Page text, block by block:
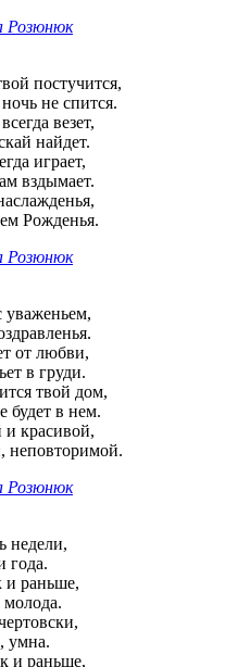
Розюнюк
постучится,
не спится.
везет,
найдет.
играет,
вздымает.
Рожденья.
Розюнюк
от любви,
в груди.
твой дом,
будет в нем.
и красивой,
неповторимой.
Розюнюк
недели,
года.
и раньше,
умна.
и раньше,